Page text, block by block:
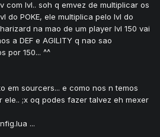
com lvl.. soh q emvez de multiplicar os
do POKE, ele multiplica pelo lvl do
na mao de um player lvl 150 vai
a DEF e AGILITY q nao sao
por 150... ^^
em sourcers... e como nos n temos
;x oq podes fazer talvez eh mexer
...